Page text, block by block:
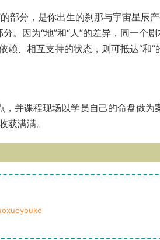
部分，是你出生的刹那与宇宙星辰
。因为“地”和“人”的差异，同一个
赖、相互支持的状态，则可抵达“和”
并课程现场以学员自己的命盘做为
获满满。